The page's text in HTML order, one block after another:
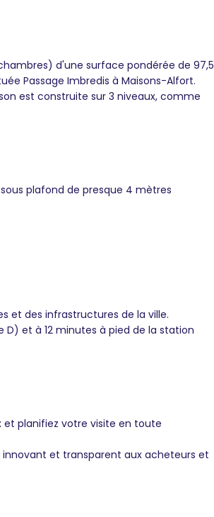
d'une surface pondérée de 97,5
Passage Imbredis à Maisons-Alfort.
est construite sur 3 niveaux, comme
plafond de presque 4 mètres
et des infrastructures de la ville.
D) et à 12 minutes à pied de la station
et planifiez votre visite en toute
et transparent aux acheteurs et